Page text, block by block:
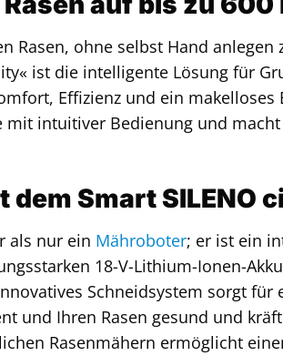
Rasen, ohne selbst Hand anlegen
ist die intelligente Lösung für
Effizienz und ein makelloses
intuitiver Bedienung und macht
Smart SILENO
als nur ein Mähroboter; er ist ein
18-V-Lithium-Ionen-
Schneidsystem sorgt für
und Ihren Rasen gesund und
Rasenmähern ermöglicht